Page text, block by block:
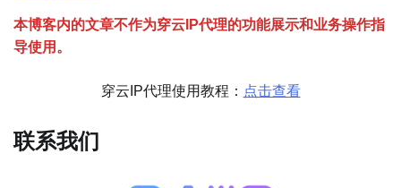
本博客内的文章不作为穿云 P代理的功能展示和业务操作指
导使用。
穿云IP代理使用教程： 点击查看
联系我们